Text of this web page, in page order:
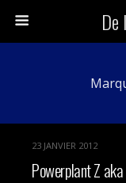
De
23 JANVIER 2012
Powerplant Z